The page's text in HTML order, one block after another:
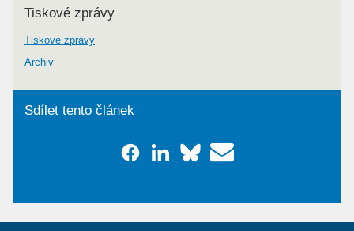
Tiskové zprávy
Tiskové zprávy
Archiv
Sdílet tento článek